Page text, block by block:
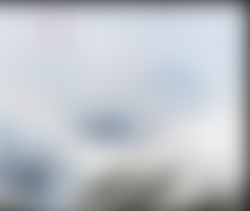
- Illustrations, trucs en tout